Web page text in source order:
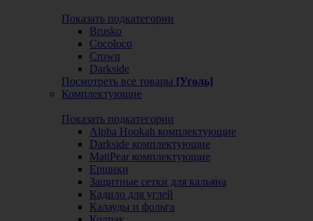
Показать подкатегории
Brusko
Cocoloco
Crown
Darkside
Посмотреть все товары [Уголь]
Комплектующие
Показать подкатегории
Alpha Hookah комплектующие
Darkside комплектующие
MattPear комплектующие
Ершики
Защитные сетки для кальяна
Кадило для углей
Калауды и фольга